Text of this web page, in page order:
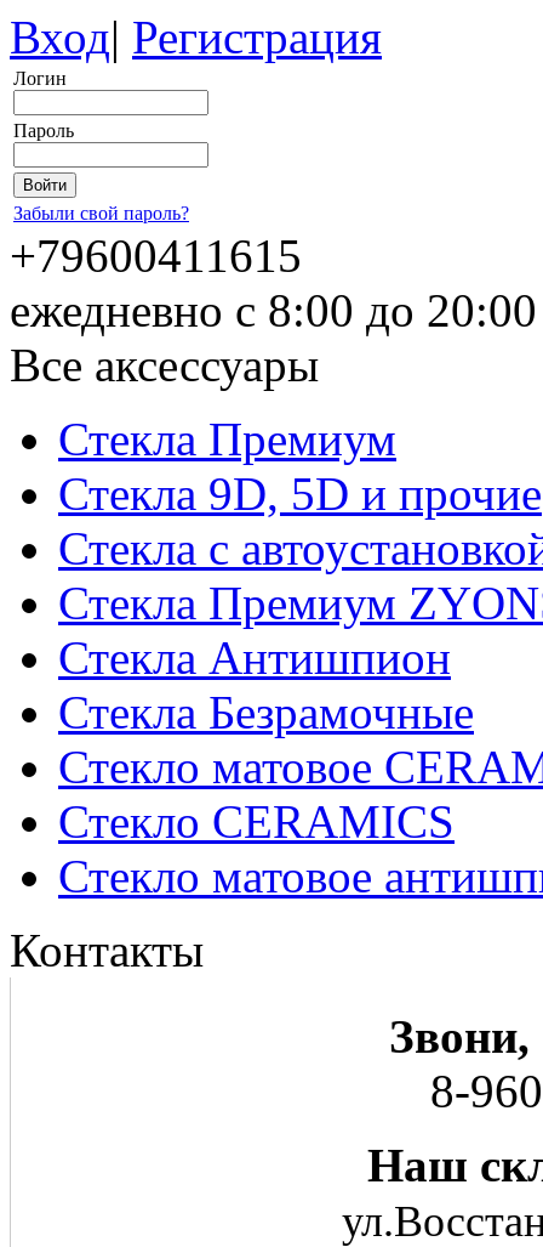
Вход| Регистрация
Логин
Пароль
Забыли свой пароль?
+79600411615
ежедневно с 8:00 до
Все аксессуары
Стекла Премиум
Стекла 9D, 5D и прочие
Стекла с
Стекла Премиум
Стекла Антишпион
Стекла Безрамочные
Стекло матовое
Стекло CERAMICS
Стекло матовое
Контакты
8-
Наш